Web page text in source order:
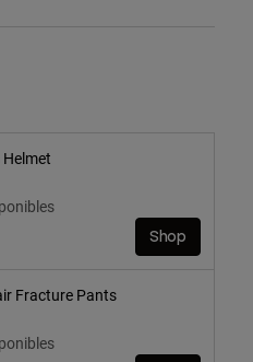
Helmet
Shop
Fracture Pants